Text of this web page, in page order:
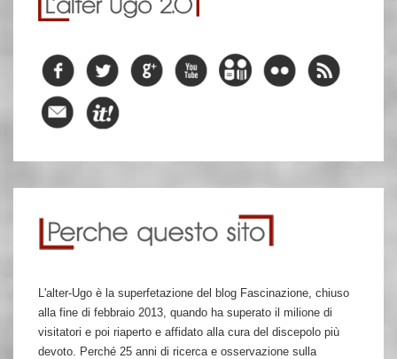
L'alter-Ugo è la superfetazione del blog Fascinazione, chiuso
alla fine di febbraio 2013, quando ha superato il milione di
visitatori e poi riaperto e affidato alla cura del discepolo più
devoto. Perché 25 anni di ricerca e osservazione sulla